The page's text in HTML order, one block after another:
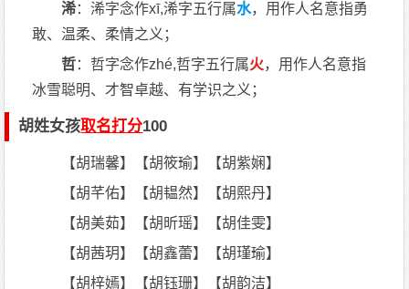
浠：浠字念作xī,浠字五行属水，用作人名意指勇
敢、温柔、柔情之义；
哲：哲字念作zhé,哲字五行属火，用作人名意指
冰雪聪明、才智卓越、有学识之义；
胡姓女孩取名打分100
【胡瑞馨】【胡筱瑜】【胡紫娴】
【胡芊佑】【胡韫然】【胡熙丹】
【胡美茹】【胡昕瑶】【胡佳雯】
【胡茜玥】【胡鑫蕾】【胡瑾瑜】
【胡梓嫣】【胡钰珊】【胡韵洁】